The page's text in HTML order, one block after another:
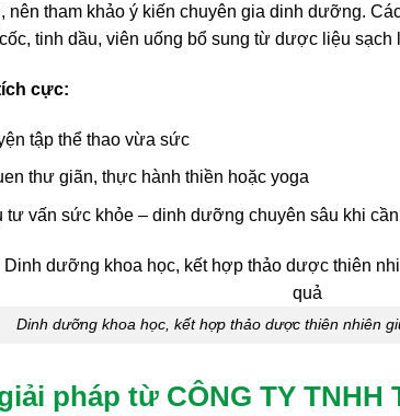
nên tham khảo ý kiến chuyên gia dinh dưỡng.
tinh dầu, viên uống bổ sung từ dược liệu
cực:
tập thể thao vừa sức
thư giãn, thực hành thiền hoặc yoga
tư vấn sức khỏe – dinh dưỡng chuyên sâu khi
Dinh dưỡng khoa học, kết hợp thảo dược thiên nhiên
pháp từ CÔNG TY TNHH